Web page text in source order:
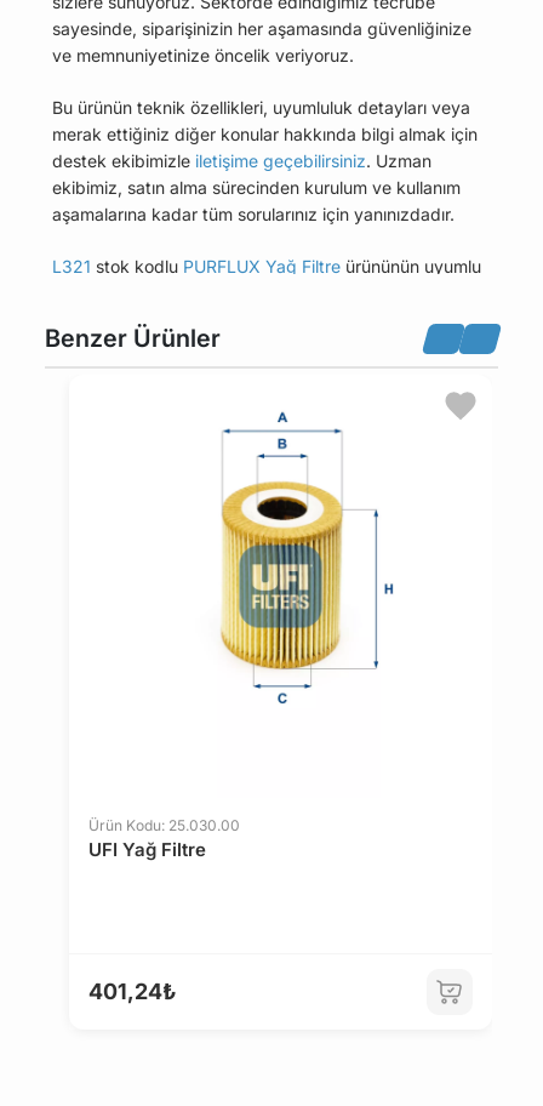
sayesinde, siparişinizin her aşamasında güvenliğinize
ve memnuniyetinize öncelik veriyoruz.
Bu ürünün teknik özellikleri, uyumluluk detayları veya
merak ettiğiniz diğer konular hakkında bilgi almak için
destek ekibimizle iletişime geçebilirsiniz. Uzman
ekibimiz, satın alma sürecinden kurulum ve kullanım
aşamalarına kadar tüm sorularınız için yanınızdadır.
L321 stok kodlu PURFLUX Yağ Filtre ürününün uyumlu
bulabilirsiniz.
Bu üründen en fazla 5 adet sipariş verilebilir. 5
adedin üzerindeki siparişleri iptal etme hakkı
maviparca.com tarafından saklı tutulmaktadır.
Belirlenen bu limit kurumsal siparişlerde geçerli
değildir. Kurumsal siparişler için farklı limitler ve
özel teklifler sunulabilmektedir.
14 gün içinde ücretsiz iade. Detaylı bilgi için
Benzer Ürünler
Ürün Kodu: 25.030.00
UFI Yağ Filtre
401,24₺